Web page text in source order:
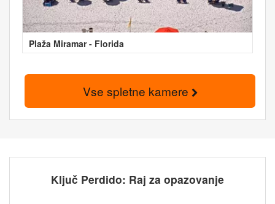
Plaža Miramar - Florida
Vse spletne kamere
Ključ Perdido: Raj za opazovanje